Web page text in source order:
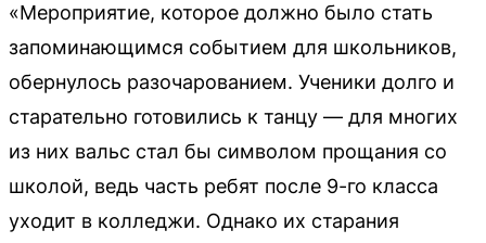
«Мероприятие, которое должно было стать
запоминающимся событием для школьников,
обернулось разочарованием. Ученики долго и
старательно готовились к танцу — для многих
из них вальс стал бы символом прощания со
школой, ведь часть ребят после 9-го класса
уходит в колледжи. Однако их старания